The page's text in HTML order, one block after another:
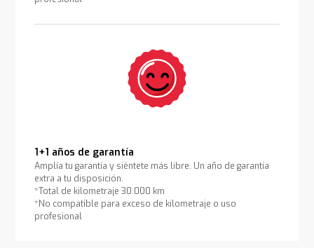
1+1 años de garantía
Amplía tu garantía y siéntete más libre. Un año de garantía
extra a tu disposición.
*Total de kilometraje 30.000 km
*No compatible para exceso de kilometraje o uso
profesional